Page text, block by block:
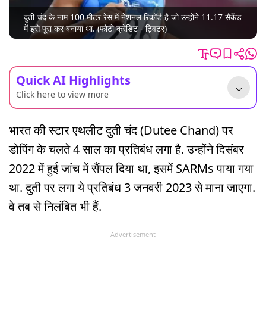
दुती चंद के नाम 100 मीटर रेस में नेशनल रिकॉर्ड है जो उन्होंने 11.17 सैकेंड
में इसे पूरा कर बनाया था. (फोटो क्रेडिट - ट्विटर)
Quick AI Highlights
Click here to view more
भारत की स्टार एथलीट दुती चंद (Dutee Chand) पर
डोपिंग के चलते 4 साल का प्रतिबंध लगा है. उन्होंने दिसंबर
2022 में हुई जांच में सैंपल दिया था, इसमें SARMs पाया गया
था. दुती पर लगा ये प्रतिबंध 3 जनवरी 2023 से माना जाएगा.
वे तब से निलंबित भी हैं.
Advertisement